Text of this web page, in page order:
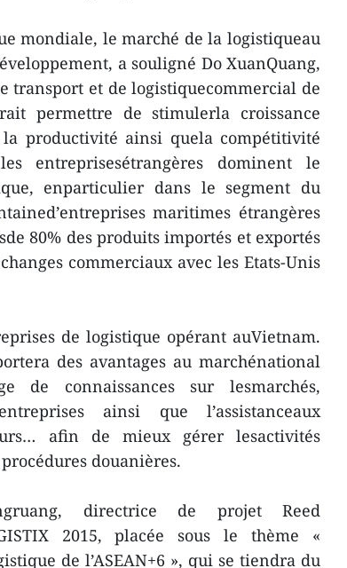
mondiale, le marché de la logistiqueau
a souligné Do XuanQuang,
transport et de logistiquecommercial de
permettre de stimulerla croissance
la productivité ainsi quela compétitivité
entreprisesétrangères dominent le
enparticulier dans le segment du
maritimes étrangères
80% des produits importés et exportés
commerciaux avec les Etats-Unis
de logistique opérant auVietnam.
des avantages au marchénational
connaissances sur lesmarchés,
ainsi que l’assistanceaux
afin de mieux gérer lesactivités
douanières.
directrice de projet Reed
2015, placée sous le thème «
de l’ASEAN+6 », qui se tiendra du